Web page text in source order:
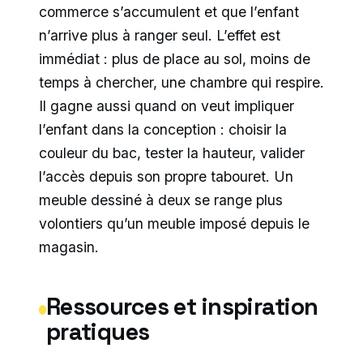
commerce s’accumulent et que l’enfant
n’arrive plus à ranger seul. L’effet est
immédiat : plus de place au sol, moins de
temps à chercher, une chambre qui respire.
Il gagne aussi quand on veut impliquer
l’enfant dans la conception : choisir la
couleur du bac, tester la hauteur, valider
l’accès depuis son propre tabouret. Un
meuble dessiné à deux se range plus
volontiers qu’un meuble imposé depuis le
magasin.
Ressources et inspiration
pratiques